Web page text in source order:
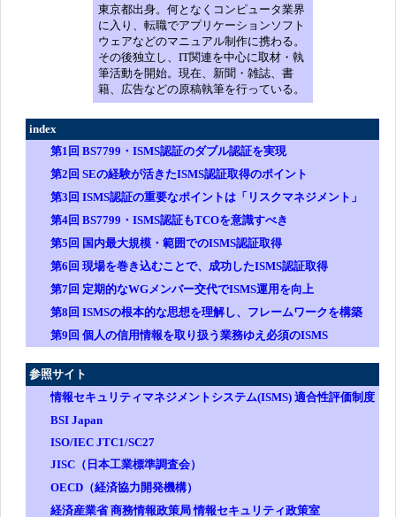
東京都出身。何となくコンピュータ業界
に入り、転職でアプリケーションソフト
ウェアなどのマニュアル制作に携わる。
その後独立し、IT関連を中心に取材・執
筆活動を開始。現在、新聞・雑誌、書
籍、広告などの原稿執筆を行っている。
index
第1回 BS7799・ISMS認証のダブル認証を実現
第2回 SEの経験が活きたISMS認証取得のポイント
第3回 ISMS認証の重要なポイントは「リスクマネジメント」
第4回 BS7799・ISMS認証もTCOを意識すべき
第5回 国内最大規模・範囲でのISMS認証取得
第6回 現場を巻き込むことで、成功したISMS認証取得
第7回 定期的なWGメンバー交代でISMS運用を向上
第8回 ISMSの根本的な思想を理解し、フレームワークを構築
第9回 個人の信用情報を取り扱う業務ゆえ 必須のISMS
参照サイト
情報セキュリティマネジメントシステム(ISMS) 適合性評価制度
BSI Japan
ISO/IEC JTC1/SC27
JISC（日本工業標準調査会）
OECD（経済協力開発機構）
経済産業省 商務情報政策局 情報セキュリティ政策室